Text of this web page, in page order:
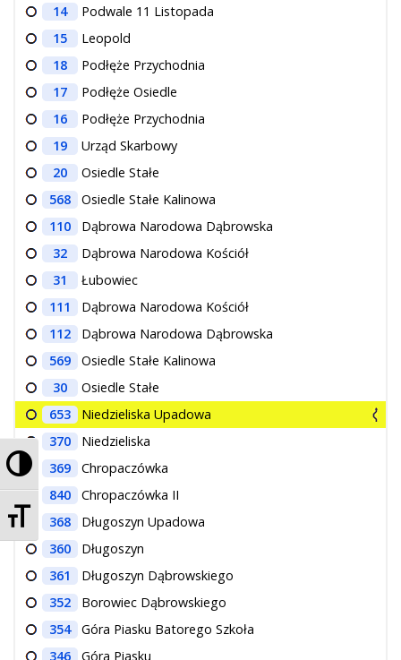
Przełącz wysoki kontrast
Zmień rozmiar czcionek
14
Podwale 11 Listopada
15
Leopold
18
Podłęże Przychodnia
17
Podłęże Osiedle
16
Podłęże Przychodnia
19
Urząd Skarbowy
20
Osiedle Stałe
568
Osiedle Stałe Kalinowa
110
Dąbrowa Narodowa Dąbrowska
32
Dąbrowa Narodowa Kościół
31
Łubowiec
111
Dąbrowa Narodowa Kościół
112
Dąbrowa Narodowa Dąbrowska
569
Osiedle Stałe Kalinowa
30
Osiedle Stałe
653
Niedzieliska Upadowa
370
Niedzieliska
369
Chropaczówka
840
Chropaczówka II
368
Długoszyn Upadowa
360
Długoszyn
361
Długoszyn Dąbrowskiego
352
Borowiec Dąbrowskiego
354
Góra Piasku Batorego Szkoła
346
Góra Piasku